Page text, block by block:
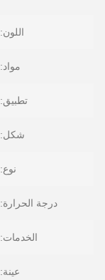
اللون:
مواد:
تطبيق:
شكل:
نوع:
درجة الحرارة:
الخدمات:
عينة: